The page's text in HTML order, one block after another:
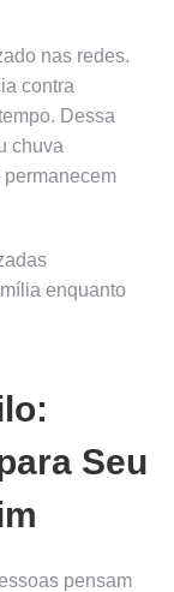
nas redes.
contra
Dessa
chuva
enquanto
Seu
pensam